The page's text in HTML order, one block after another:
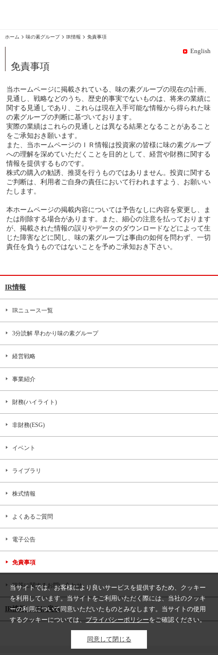
English
IR情報
IRニュース一覧
3分読解 早わかり味の素グループ
経営戦略
事業紹介
財務(ハイライト)
非財務(ESG)
イベント
ライブラリ
株式情報
よくあるご質問
電子公告
免責事項
IR等に関するお問い合わせ
IR情報TOPに戻る
味の素グループ IR情報 免責事項
免責事項
当ホームページに掲載されている、味の素グループの現在の計画、
見通し、戦略などのうち、歴史的事実でないものは、将来の業績に
関する見通しであり、これらは現在入手可能な情報から得られた味
の素グループの判断に基づいております。
実際の業績はこれらの見通しとは異なる結果となることがあること
をご承知おき願います。
また、当ホームページのＩＲ情報は投資家の皆様に味の素グループ
への理解を深めていただくことを目的として、経営や財務に関する
情報を提供するものです。
株式の購入の勧誘、推奨を行うものではありません。投資に関する
ご判断は、利用者ご自身の責任において行われますよう、お願いい
たします。
本ホームページの掲載内容については予告なしに内容を変更し、ま
たは削除する場合があります。また、細心の注意を払っております
が、掲載された情報の誤りやデータのダウンロードなどによって生
じた障害などに関し、味の素グループは事由の如何を問わず、一切
責任を負うものではないことを予めご承知おき下さい。
当サイトでは、お客様により良いサービスを提供するため、クッキー
を利用しています。当サイトをご利用いただく際には、当社のクッキ
ーの利用について同意いただいたものとみなします。当サイトの使用
するクッキーについては、 プライバシーポリシーをご確認ください。
同意して閉じる